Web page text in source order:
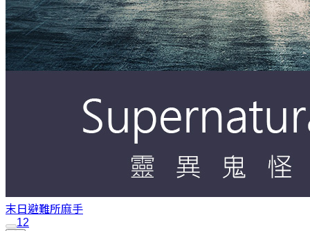
末日避難所麻手
12